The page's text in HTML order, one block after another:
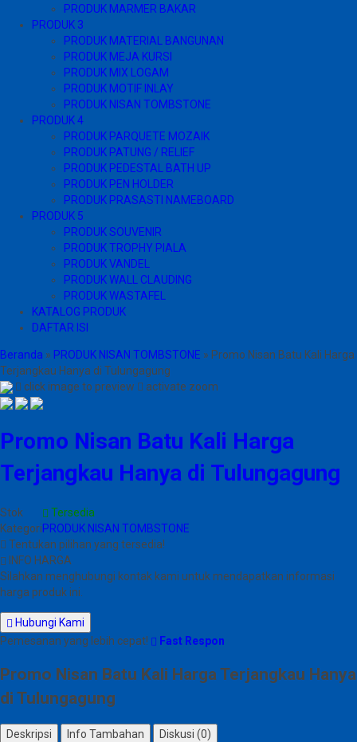
PRODUK MARMER BAKAR
PRODUK 3
PRODUK MATERIAL BANGUNAN
PRODUK MEJA KURSI
PRODUK MIX LOGAM
PRODUK MOTIF INLAY
PRODUK NISAN TOMBSTONE
PRODUK 4
PRODUK PARQUETE MOZAIK
PRODUK PATUNG / RELIEF
PRODUK PEDESTAL BATH UP
PRODUK PEN HOLDER
PRODUK PRASASTI NAMEBOARD
PRODUK 5
PRODUK SOUVENIR
PRODUK TROPHY PIALA
PRODUK VANDEL
PRODUK WALL CLAUDING
PRODUK WASTAFEL
KATALOG PRODUK
DAFTAR ISI
Beranda » PRODUK NISAN TOMBSTONE » Promo Nisan Batu Kali Harga
Terjangkau Hanya di Tulungagung
click image to preview
activate zoom
Promo Nisan Batu Kali Harga
Terjangkau Hanya di Tulungagung
Stok
Tersedia
KategoriPRODUK NISAN TOMBSTONE
Tentukan pilihan yang tersedia!
INFO HARGA
Silahkan menghubungi kontak kami untuk mendapatkan informasi
harga produk ini.
Hubungi Kami
Pemesanan yang lebih cepat!
Fast Respon
Promo Nisan Batu Kali Harga Terjangkau Hanya
di Tulungagung
Deskripsi Info Tambahan Diskusi (0)